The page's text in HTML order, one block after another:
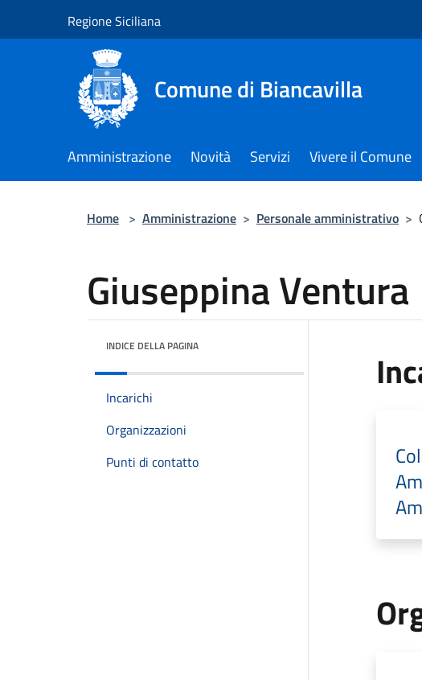
Regione Siciliana
Comune di Biancavilla
Amministrazione Novità Servizi Vivere il Comune
Home > Amministrazione > Personale amministrativo >
Giuseppina Ventura
INDICE DELLA PAGINA
Incarichi
Organizzazioni
Punti di contatto